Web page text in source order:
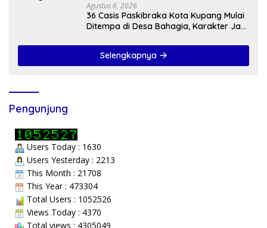
Agustus 6, 2026
36 Casis Paskibraka Kota Kupang Mulai
Ditempa di Desa Bahagia, Karakter Jadi
Selengkapnya
Pengunjung
Users Today : 1630
Users Yesterday : 2213
This Month : 21708
This Year : 473304
Total Users : 1052526
Views Today : 4370
Total views : 4305049